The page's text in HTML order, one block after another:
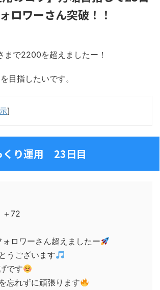
ロワーさん突破！！
まで2200を超えましたー！
目指したいです。
]
り運用 23日目
72
ロワーさん超えましたー
うございます
です
忘れずに頑張ります